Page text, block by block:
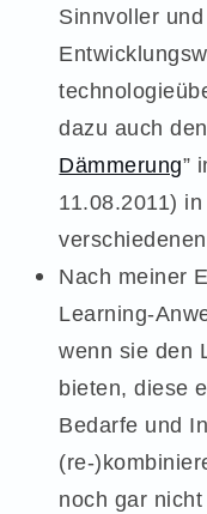
Sinnvoller
dazu auch
Dämmerung”
11.08.2011)
Nach meiner
Learning-
wenn sie den
bieten, diese
Bedarfe und
(re-
noch gar